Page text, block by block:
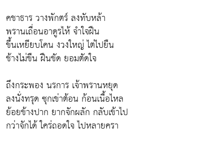
คชาธาร วางพักตร์ ลงทับหล้า
พรานเถื่อนอาดูรไห้ จำใจฝืน
ขึ้นเหยียบโคน งวงใหญ่ ไต่ไปยืน
ช้างไม่ขืน ฝืนขัด ยอมตัดใจ
ถึงกระพอง นรการ เจ้าพรานหยุด
ลงนั่งทรุด ซุกเข่าต้อน ก้อนเนื้อไหล
ย้อยข้างปาก ยากจักผลัก กลับเข้าไป
กว่าจักได้ ใคร่ถอดใจ ไปหลายครา